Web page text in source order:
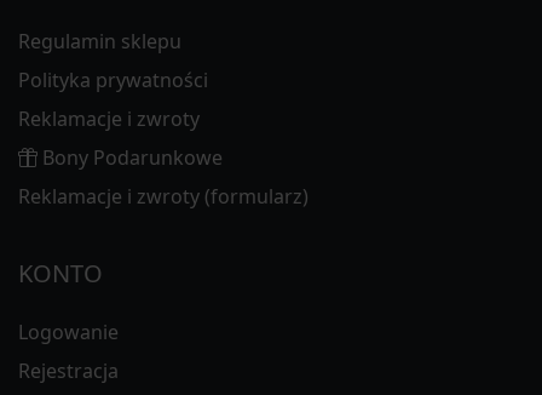
Regulamin sklepu
Polityka prywatności
Reklamacje i zwroty
Bony Podarunkowe
Reklamacje i zwroty (formularz)
KONTO
Logowanie
Rejestracja